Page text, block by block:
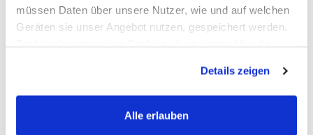
müssen Daten über unsere Nutzer, wie und auf welchen
Geräten sie unser Angebot nutzen, gespeichert werden.
werden, werden bei der Nutzung der Webseite auf jeden
Fall gesetzt. Cookies von Drittanbietern für Analyse- oder
Trackingzwecke werden nur dann aktiviert, wenn Sie das
Details zeigen
Alle erlauben
Kostenlose Filiallieferung in Ihre Wunschfiliale
Zur Wunschliste hinzufügen